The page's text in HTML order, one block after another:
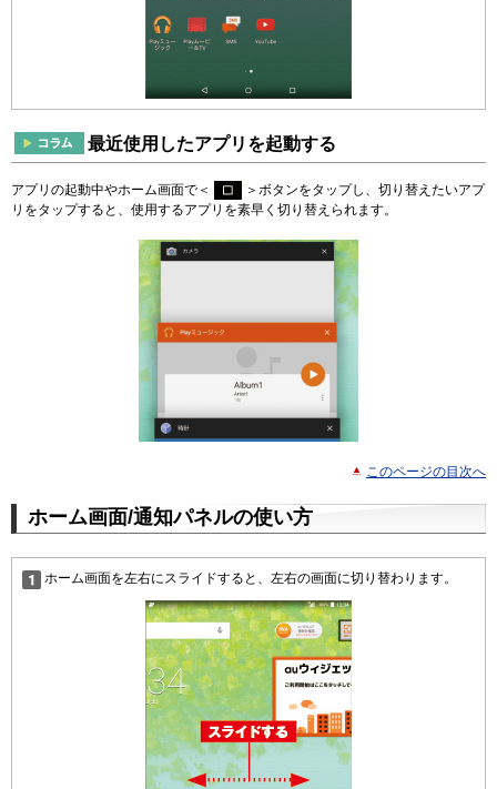
最近使用したアプリを起動する
アプリの起動中やホーム画面で＜
＞ボタンをタップし、切り替えたいアプ
リをタップすると、使用するアプリを素早く切り替えられます。
このページの目次へ
ホーム画面/通知パネルの使い方
ホーム画面を左右にスライドすると、左右の画面に切り替わります。